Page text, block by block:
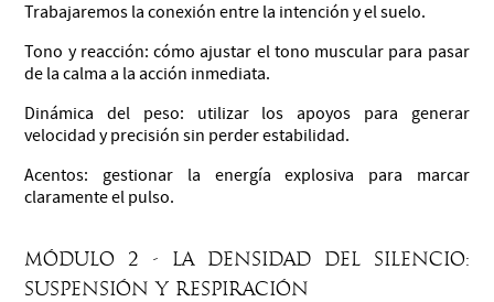
Trabajaremos la conexión entre la intención y el suelo.
Tono y reacción: cómo ajustar el tono muscular para pasar
de la calma a la acción inmediata.
Dinámica del peso: utilizar los apoyos para generar
velocidad y precisión sin perder estabilidad.
Acentos: gestionar la energía explosiva para marcar
claramente el pulso.
Módulo 2 - La densidad del silencio:
suspensión y respiración